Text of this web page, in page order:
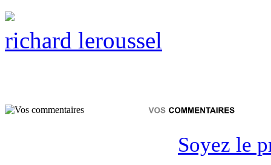
richard leroussel
Soyez le